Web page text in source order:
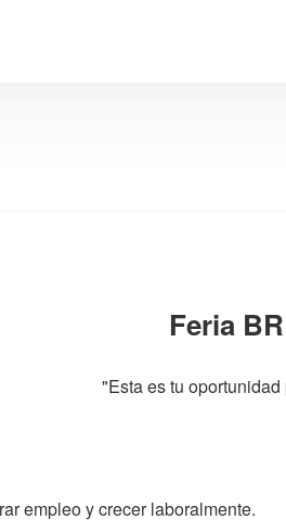
Feria
"Esta es tu
empleo y crecer laboralmente.